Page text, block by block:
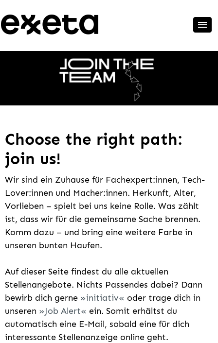
Choose the right path:
join us!
Wir sind ein Zuhause für Fachexpert:innen, Tech-
Lover:innen und Macher:innen. Herkunft, Alter,
Vorlieben – spielt bei uns keine Rolle. Was zählt
ist, dass wir für die gemeinsame Sache brennen.
Komm dazu – und bring eine weitere Farbe in
unseren bunten Haufen.
Auf dieser Seite findest du alle aktuellen
Stellenangebote. Nichts Passendes dabei? Dann
bewirb dich gerne
initiativ
oder trage dich in
unseren
Job Alert
ein. Somit erhältst du
automatisch eine E-Mail, sobald eine für dich
interessante Stellenanzeige online geht.